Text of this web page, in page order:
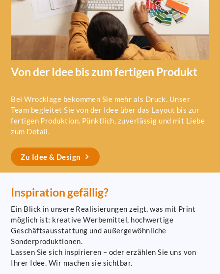
Von der Idee bis zum fertigen Produkt
Bei Wrocklage bekommen Sie mehr als Druck. Unser
Team begleitet Sie von der Idee über das Layout bis zur
fertigen Produktion. Pünktlich, zuverlässig und mit Liebe
zum Detail.
Zu Idee & Design
Inspiration gefällig?
Ein Blick in unsere Realisierungen zeigt, was mit Print
möglich ist: kreative Werbemittel, hochwertige
Geschäftsausstattung und außergewöhnliche
Sonderproduktionen.
Lassen Sie sich inspirieren – oder erzählen Sie uns von
Ihrer Idee. Wir machen sie sichtbar.